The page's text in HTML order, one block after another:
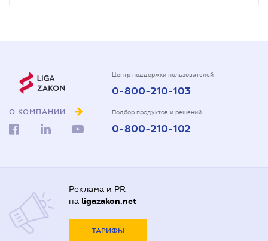
О КОМПАНИИ
Центр поддержки пользователей
0-800-210-103
Подбор продуктов и решений
0-800-210-102
Реклама и PR
на ligazakon.net
ТАРИФЫ